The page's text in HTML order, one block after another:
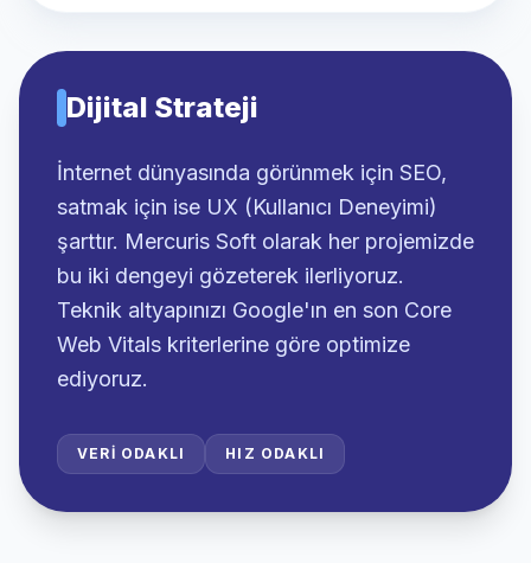
Dijital Strateji
İnternet dünyasında görünmek için SEO,
satmak için ise UX (Kullanıcı Deneyimi)
şarttır. Mercuris Soft olarak her projemizde
bu iki dengeyi gözeterek ilerliyoruz.
Teknik altyapınızı Google'ın en son Core
Web Vitals kriterlerine göre optimize
ediyoruz.
VERI ODAKLI HIZ ODAKLI